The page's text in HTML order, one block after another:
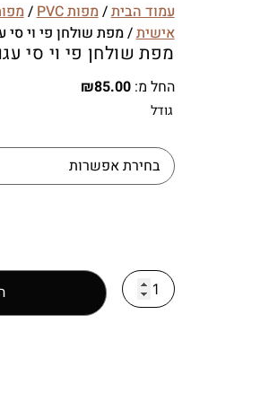
עמוד הבית/מפות PVC /
אישית/ מפת שולחן פי וי סי
מפת שולחן פי וי סי
החל מ: ₪85.00
גודל